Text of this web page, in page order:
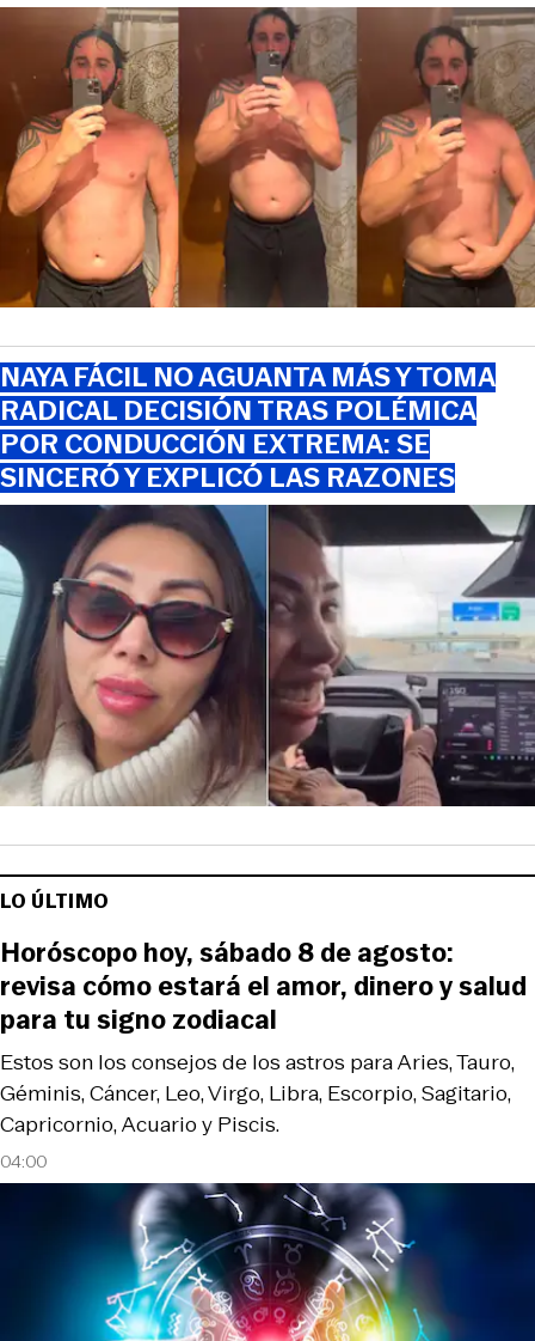
NAYA FÁCIL NO AGUANTA MÁS Y TOMA
RADICAL DECISIÓN TRAS POLÉMICA
POR CONDUCCIÓN EXTREMA: SE
SINCERÓ Y EXPLICÓ LAS RAZONES
LO ÚLTIMO
04:00
Estos son los consejos de los astros para Aries, Tauro,
Géminis, Cáncer, Leo, Virgo, Libra, Escorpio, Sagitario,
Capricornio, Acuario y Piscis.
Horóscopo hoy, sábado 8 de agosto:
revisa cómo estará el amor, dinero y salud
para tu signo zodiacal